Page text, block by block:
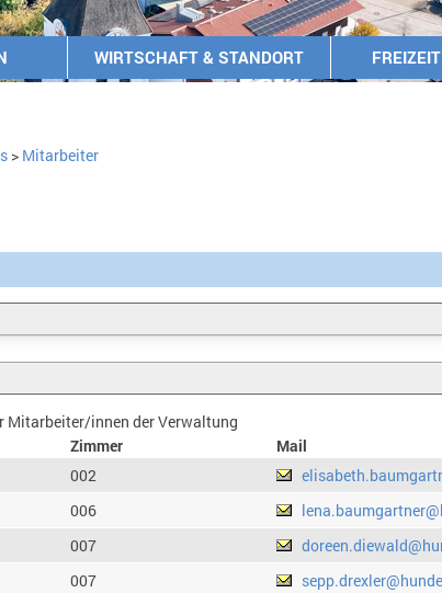
WIRTSCHAFT & STANDORT
> Mitarbeiter
Mitarbeiter/innen der Verwaltung
Zimmer
Mail
002
006
007
007